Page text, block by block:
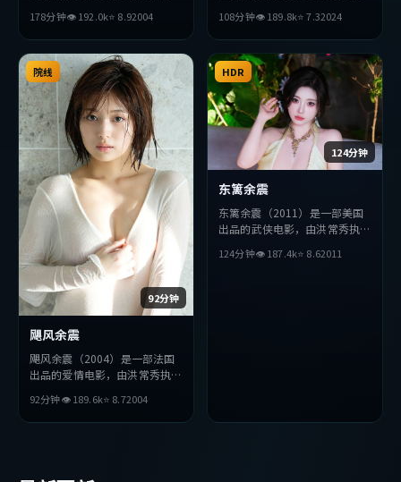
广司、松田龙平等主演。影片在
叙事与视听上力求突破，探讨人
性与抉择，节奏张弛有度，适合
喜欢该类型的观众完整观看。
178分钟👁192.0k⭐ 8.92004
主演。影片在叙事与视听上力求
突破，探讨人性与抉择，节奏张
弛有度，适合喜欢该类型的观众
完整观看。
108分钟👁189.8k⭐7.32024
92分钟
院线
飓风余震
飓风余震（2004）是一部法国
出品的爱情电影，由洪常秀执
主演。影片在叙事与视听上力求
突破，探讨人性与抉择，节奏张
92分钟👁189.6k⭐ 8.72004
124分钟
HDR
东篱余震
东篱余震（2011）是一部美国
出品的武侠电影，由洪常秀执
主演。影片在叙事与视听上力求
124分钟👁187.4k⭐ 8.62011